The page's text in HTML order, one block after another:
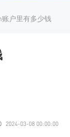
账户里有多少钱
2024-03-08 00:00:00